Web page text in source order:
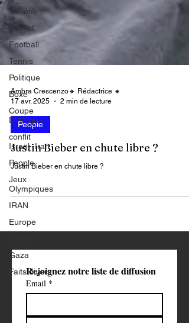
société
Basket
Football
Tennis
Politique
Boxe
Coupe
D'Afrique
conflit
Israël -Iran
People
Jeux
Olympiques
IRAN
Europe
Gaza
Faits divers
Ambra Crescenzo🔸 Rédactrice 🔸
17 avr. 2025
People
Justin Bieber en chute libre ?
Justin Bieber en chute libre ?
Rejoignez notre liste de diffusion